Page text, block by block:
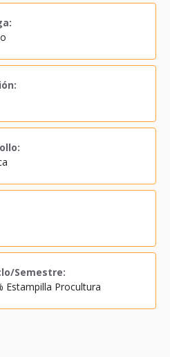
Semestre:
Estampilla Procultura